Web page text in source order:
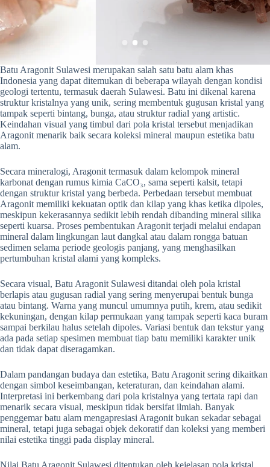
Batu Aragonit Sulawesi merupakan salah satu batu alam khas
Indonesia yang dapat ditemukan di beberapa wilayah dengan kondisi
geologi tertentu, termasuk daerah Sulawesi. Batu ini dikenal karena
struktur kristalnya yang unik, sering membentuk gugusan kristal yang
tampak seperti bintang, bunga, atau struktur radial yang artistic.
Keindahan visual yang timbul dari pola kristal tersebut menjadikan
Aragonit menarik baik secara koleksi mineral maupun estetika batu
alam.
Secara mineralogi, Aragonit termasuk dalam kelompok mineral
karbonat dengan rumus kimia CaCO₃, sama seperti kalsit, tetapi
dengan struktur kristal yang berbeda. Perbedaan tersebut membuat
Aragonit memiliki kekuatan optik dan kilap yang khas ketika dipoles,
meskipun kekerasannya sedikit lebih rendah dibanding mineral silika
seperti kuarsa. Proses pembentukan Aragonit terjadi melalui endapan
mineral dalam lingkungan laut dangkal atau dalam rongga batuan
sedimen selama periode geologis panjang, yang menghasilkan
pertumbuhan kristal alami yang kompleks.
Secara visual, Batu Aragonit Sulawesi ditandai oleh pola kristal
berlapis atau gugusan radial yang sering menyerupai bentuk bunga
atau bintang. Warna yang muncul umumnya putih, krem, atau sedikit
kekuningan, dengan kilap permukaan yang tampak seperti kaca buram
sampai berkilau halus setelah dipoles. Variasi bentuk dan tekstur yang
ada pada setiap spesimen membuat tiap batu memiliki karakter unik
dan tidak dapat diseragamkan.
Dalam pandangan budaya dan estetika, Batu Aragonit sering dikaitkan
dengan simbol keseimbangan, keteraturan, dan keindahan alami.
Interpretasi ini berkembang dari pola kristalnya yang tertata rapi dan
menarik secara visual, meskipun tidak bersifat ilmiah. Banyak
penggemar batu alam mengapresiasi Aragonit bukan sekadar sebagai
mineral, tetapi juga sebagai objek dekoratif dan koleksi yang memberi
nilai estetika tinggi pada display mineral.
Nilai Batu Aragonit Sulawesi ditentukan oleh kejelasan pola kristal,